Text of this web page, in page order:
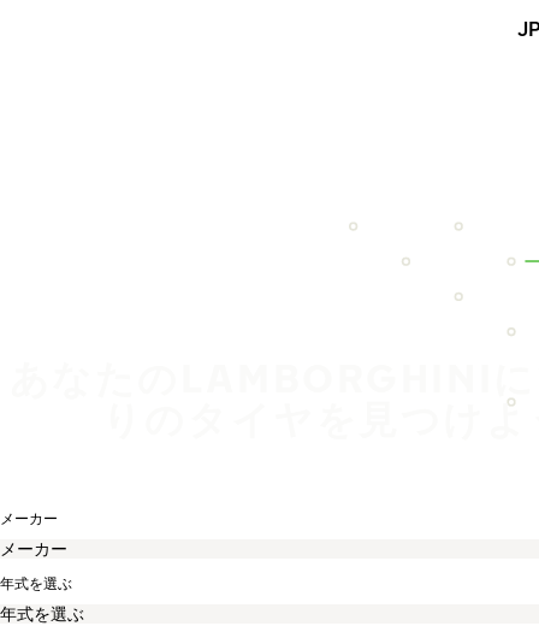
りのタイヤを見つけ
メーカー
年式を選ぶ